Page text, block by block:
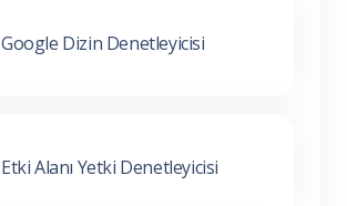
Google Dizin Denetleyicisi
Etki Alanı Yetki Denetleyicisi